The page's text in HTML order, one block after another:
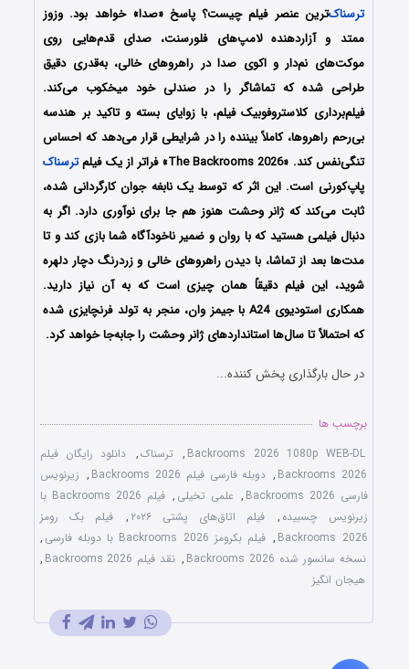
ترسناک‌ترین عنصر فیلم چیست؟ پاسخ «صدا» خواهد بود. وزوز
ممتد و آزاردهنده لامپ‌های فلورسنت، صدای قدم‌هایی روی
موکت‌های نم‌دار و اکوی صدا در راهروهای خالی، به‌قدری دقیق
طراحی شده که تماشاگر را در صندلی خود میخکوب می‌کند.
فیلم‌برداری کلاستروفوبیک فیلم، با زوایای بسته و تاکید بر هندسه
بی‌رحم راهروها، کاملاً بیننده را در شرایطی قرار می‌دهد که احساس
تنگی‌نفس کند. «The Backrooms 2026» فراتر از یک فیلم
ترسناک
پاپ‌کورنی است. این اثر که توسط یک نابغه جوان کارگردانی شده،
ثابت می‌کند که ژانر وحشت هنوز هم جا برای نوآوری دارد. اگر به
دنبال فیلمی هستید که با روان و ضمیر ناخودآگاه شما بازی کند و تا
مدت‌ها بعد از تماشا، با دیدن راهروهای خالی و زردرنگ دچار دلهره
شوید، این فیلم دقیقاً همان چیزی است که به آن نیاز دارید.
همکاری استودیوی A24 با جیمز وان، منجر به تولد فرنچایزی شده
که احتمالاً تا سال‌ها استانداردهای ژانر وحشت را جابه‌جا خواهد کرد.
در حال بارگذاری پخش کننده...
برچسب ها
Backrooms 2026 1080p WEB-DL
, ترسناک, دانلود رایگان فیلم
Backrooms 2026
, دوبله فارسی فیلم Backrooms 2026 , زیرنویس
فارسی Backrooms 2026
, علمی تخیلی ,
فیلم Backrooms 2026 با
زیرنویس چسبیده , فیلم اتاق‌های پشتی ۲۰۲۶ ,
فیلم بک رومز
Backrooms 2026
, فیلم بکرومز Backrooms 2026 با دوبله فارسی
,
نسخه سانسور شده Backrooms 2026
, نقد فیلم Backrooms 2026
,
هیجان انگیز